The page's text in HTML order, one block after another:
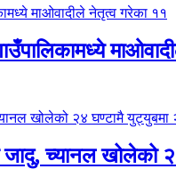
जादु, च्यानल